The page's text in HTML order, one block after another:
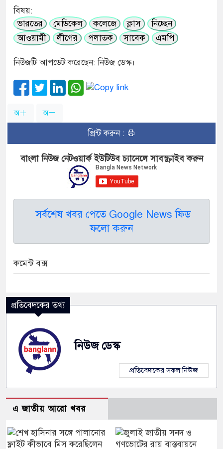
বিষয়:
ভারতের
মেডিকেল কলেজে ক্লাস
নিচ্ছেন
আওয়ামী
লীগের পলাতক সাবেক এমপি
নিউজটি আপডেট করেছেন: নিউজ ডেস্ক।
অ অ
প্রিন্ট করুন :
বাংলা নিউজ নেটওয়ার্ক ইউটিউব চ্যানেলে সাবস্ক্রাইব করুন
সর্বশেষ খবর পেতে Google News ফিড
ফলো করুন
কমেন্ট বক্স
প্রতিবেদকের তথ্য
নিউজ ডেস্ক
প্রতিবেদকের সকল নিউজ
এ জাতীয় আরো খবর